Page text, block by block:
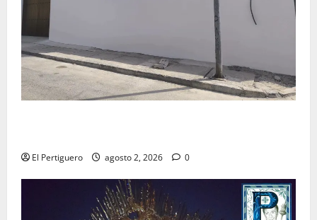
El Pertiguero agosto 2, 2026 0